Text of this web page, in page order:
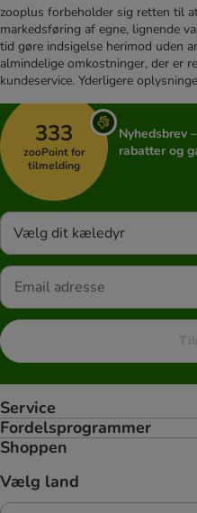
zooplus forbeholder sig retten til
markedsføring af egne, lignende
tid gøre indsigelse herimod uden
almindelige omkostninger, der er
kundeservice. Yderligere
333
zooPoint for
tilmelding
Nyhedsbrev
rabatter og
Vælg dit kæledyr
Service
Fordelsprogrammer
Shoppen
Vælg land